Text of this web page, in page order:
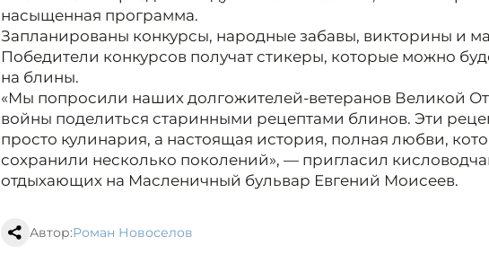
насыщенная программа.
Запланированы конкурсы, народные забавы, викторины и
Победители конкурсов получат стикеры, которые можно
на блины.
«Мы попросили наших долгожителей-ветеранов Великой
войны поделиться старинными рецептами блинов. Эти
просто кулинария, а настоящая история, полная любви,
сохранили несколько поколений», — пригласил
отдыхающих на Масленичный бульвар Евгений Моисеев.
Автор:Роман Новоселов